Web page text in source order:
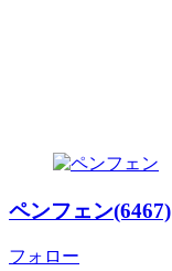
ペンフェン(6467)
フォロー